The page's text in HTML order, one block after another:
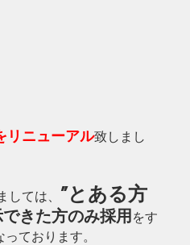
リニューアル致しまし
しては、 ”とある方
きた方のみ採用 をす
っております。